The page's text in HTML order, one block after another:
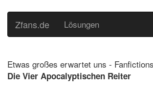
Zfans.de Lösungen
Etwas großes erwartet uns - Fanfictions
Die Vier Apocalyptischen Reiter